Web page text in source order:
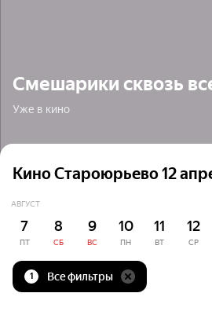
Смешарики сквозь
Уже в кино
Кино Староюрьево 12
АВГУСТ
7
ПТ
8
СБ
9
ВС
10
ПН
11
ВТ
12
СР
1 Все фильтры